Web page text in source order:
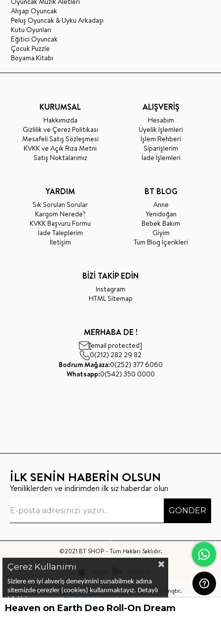
Ahşap Oyuncak
Peluş Oyuncak & Uyku Arkadaşı
Kutu Oyunları
Eğitici Oyuncak
Çocuk Puzzle
Boyama Kitabı
KURUMSAL
Hakkımızda
Gizlilik ve Çerez Politikası
Mesafeli Satış Sözleşmesi
KVKK ve Açık Rıza Metni
Satış Noktalarımız
ALIŞVERİŞ
Hesabım
Üyelik İşlemleri
İşlem Rehberi
Siparişlerim
İade İşlemleri
YARDIM
Sık Sorulan Sorular
Kargom Nerede?
KVKK Başvuru Formu
İade Taleplerim
İletişim
BT BLOG
Anne
Yenidoğan
Bebek Bakım
Giyim
Tüm Blog İçerikleri
BİZİ TAKİP EDİN
Instagram
HTML Sitemap
MERHABA DE !
[email protected]
0(212) 282 29 82
Bodrum Mağaza:0(252) 377 6060
Whatsapp:0(542) 350 0000
İLK SENİN HABERİN OLSUN
Yeniliklerden ve indirimden ilk siz haberdar olun
GÖNDER
©2021 BT SHOP - Tüm Hakları Saklıdır.
Bu sitenin kurulumuKeyo Digitaltarafından yapılmıştır.
Çerez Kullanımı
Sizlere en iyi alıveriş deneyimini sunabilmek adına
sitemizde çerezler (cookies) kullanmaktayız. Detaylı
bilgi için KVKK ve Gizlilik Politikası veÇerez
Politikalarını inceleyebilirsiniz
Heaven on Earth Deo Roll-On Dream